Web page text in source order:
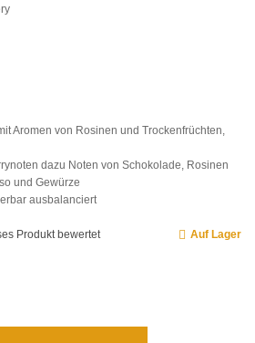
Aromen von Rosinen und Trockenfrüchten,
dazu Noten von Schokolade, Rosinen
und Gewürze
ausbalanciert
Auf Lager
Produkt bewertet